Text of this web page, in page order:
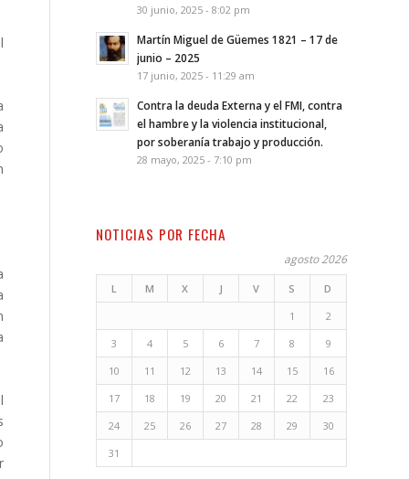
30 junio, 2025 - 8:02 pm
Martín Miguel de Güemes 1821 – 17 de
junio – 2025
17 junio, 2025 - 11:29 am
Contra la deuda Externa y el FMI, contra
el hambre y la violencia institucional,
por soberanía trabajo y producción.
28 mayo, 2025 - 7:10 pm
NOTICIAS POR FECHA
agosto 2026
L M X J V S
D
1
2
3
4 5 6 7 8
9
10
11 12 13 14 15
16
17
18 19 20 21 22
23
24
25 26 27 28 29
30
31